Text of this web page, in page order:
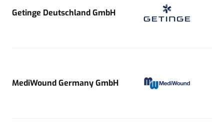
Getinge Deutschland GmbH
MediWound Germany GmbH